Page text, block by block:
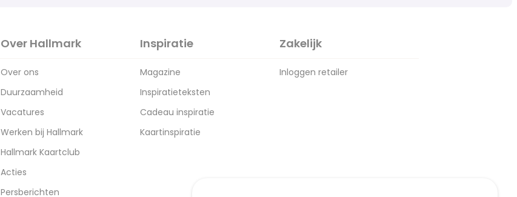
Over Hallmark
Over ons
Duurzaamheid
Vacatures
Werken bij Hallmark
Hallmark Kaartclub
Acties
Persberichten
Inspiratie
Magazine
Inspiratieteksten
Cadeau inspiratie
Kaartinspiratie
Zakelijk
Inloggen retailer